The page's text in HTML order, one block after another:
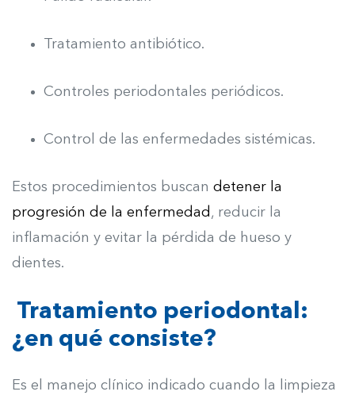
Tratamiento antibiótico.
Controles periodontales periódicos.
Control de las enfermedades sistémicas.
Estos procedimientos buscan detener la
progresión de la enfermedad , reducir la
inflamación y evitar la pérdida de hueso y
dientes.
Tratamiento periodontal:
¿en qué consiste?
Es el manejo clínico indicado cuando la limpieza